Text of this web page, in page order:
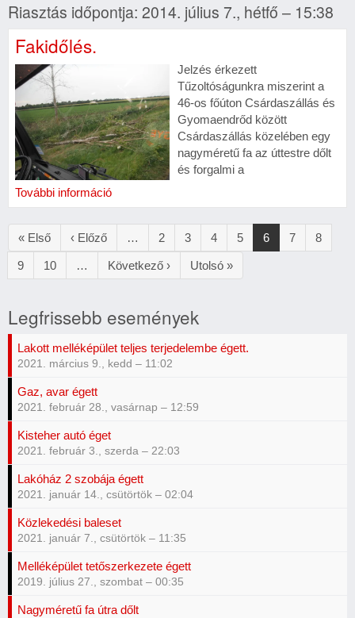
Riasztás időpontja: 2014. július 7., hétfő – 15:38
Fakidőlés.
Jelzés érkezett
Tűzoltóságunkra miszerint a
46-os főúton Csárdaszállás és
Gyomaendrőd között
Csárdaszállás közelében egy
nagyméretű fa az úttestre dőlt
és forgalmi a
További információ
Oldalszámozás
Első
oldal
« Első
Előző
oldal
‹ Előző … Oldal
2 Oldal
3 Oldal
4 Oldal
5
Jelenlegi
oldal
6 Oldal
7 Oldal
8
Oldal
9 Oldal
10 …
Következő
oldal
Következő ›
Utolsó
oldal
Utolsó »
Legfrissebb események
Lakott melléképület teljes terjedelembe égett.
2021. március 9., kedd – 11:02
Gaz, avar égett
2021. február 28., vasárnap – 12:59
Kisteher autó éget
2021. február 3., szerda – 22:03
Lakóház 2 szobája égett
2021. január 14., csütörtök – 02:04
Közlekedési baleset
2021. január 7., csütörtök – 11:35
Melléképület tetőszerkezete égett
2019. július 27., szombat – 00:35
Nagyméretű fa útra dőlt